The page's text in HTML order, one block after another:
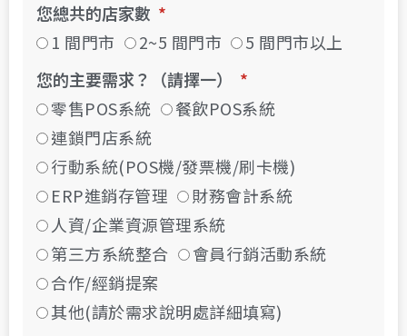
您總共的店家數
1 間門市
2~5 間門市
5 間門市以上
您的主要需求？（請擇一）
零售POS系統
餐飲POS系統
連鎖門店系統
行動系統(POS機/發票機/刷卡機)
ERP進銷存管理
財務會計系統
人資/企業資源管理系統
第三方系統整合
會員行銷活動系統
合作/經銷提案
其他(請於需求說明處詳細填寫)